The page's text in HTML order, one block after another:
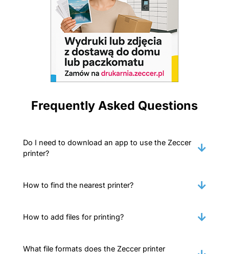
Frequently Asked Questions
Do I need to download an app to use the Zeccer
printer?
How to find the nearest printer?
How to add files for printing?
What file formats does the Zeccer printer